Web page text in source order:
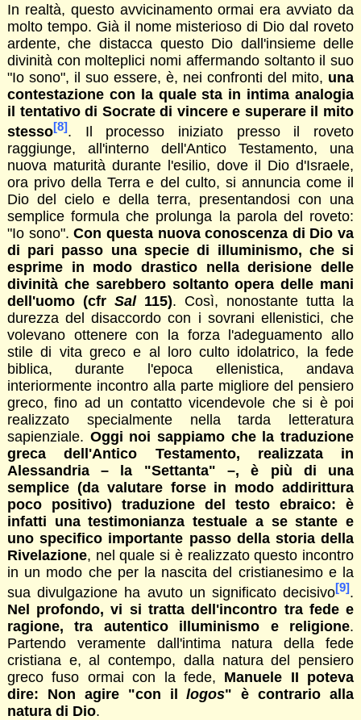
In realtà, questo avvicinamento ormai era avviato da
molto tempo. Già il nome misterioso di Dio dal roveto
ardente, che distacca questo Dio dall'insieme delle
divinità con molteplici nomi affermando soltanto il suo
"Io sono", il suo essere, è, nei confronti del mito, una
contestazione con la quale sta in intima analogia
il tentativo di Socrate di vincere e superare il mito
stesso[8]. Il processo iniziato presso il roveto
raggiunge, all'interno dell'Antico Testamento, una
nuova maturità durante l'esilio, dove il Dio d'Israele,
ora privo della Terra e del culto, si annuncia come il
Dio del cielo e della terra, presentandosi con una
semplice formula che prolunga la parola del roveto:
"Io sono".Con questa nuova conoscenza di Dio va
di pari passo una specie di illuminismo, che si
esprime in modo drastico nella derisione delle
divinità che sarebbero soltanto opera delle mani
dell'uomo (cfr Sal115). Così, nonostante tutta la
durezza del disaccordo con i sovrani ellenistici, che
volevano ottenere con la forza l'adeguamento allo
stile di vita greco e al loro culto idolatrico, la fede
biblica, durante l'epoca ellenistica, andava
interiormente incontro alla parte migliore del pensiero
greco, fino ad un contatto vicendevole che si è poi
realizzato specialmente nella tarda letteratura
sapienziale. Oggi noi sappiamo che la traduzione
greca dell'Antico Testamento, realizzata in
Alessandria – la "Settanta" –, è più di una
semplice (da valutare forse in modo addirittura
poco positivo) traduzione del testo ebraico: è
infatti una testimonianza testuale a se stante e
uno specifico importante passo della storia della
Rivelazione, nel quale si è realizzato questo incontro
in un modo che per la nascita del cristianesimo e la
sua divulgazione ha avuto un significato decisivo[9].
Nel profondo, vi si tratta dell'incontro tra fede e
ragione, tra autentico illuminismo e religione.
Partendo veramente dall'intima natura della fede
cristiana e, al contempo, dalla natura del pensiero
greco fuso ormai con la fede, Manuele II poteva
dire: Non agire "con illogos" è contrario alla
natura di Dio.